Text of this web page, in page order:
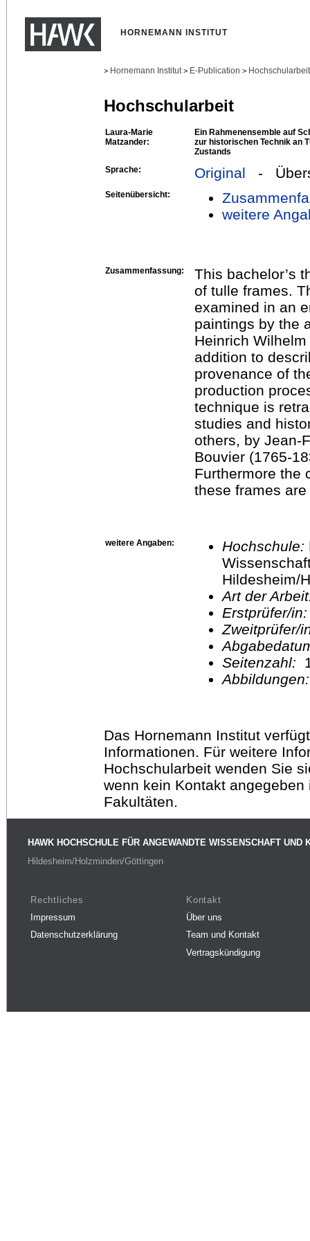
HORNEMANN INSTITUT
> Hornemann Institut > E-Publication >
Hochschularbeit
Laura-Marie
Matzander:
Ein Rahmenensemble auf
zur historischen Technik an
Zustands
Sprache:
Original -
Seitenübersicht:
weitere
Zusammenfassung:
This bachelor’s
of tulle frames.
examined in an
paintings by the
Heinrich
addition to
provenance of
production
technique is
studies and
others, by Jean-
Bouvier (1765-
Furthermore the
these frames
weitere Angaben: Hochschule:
Hildesheim/
Art der
Erstprüfer/
Seitenzahl:
Das Hornemann Institut
Informationen. Für weitere
Hochschularbeit wenden Sie
wenn kein Kontakt
Fakultäten.
HAWK HOCHSCHULE FÜR ANGEWANDTE WISSENSCHAFT UND
Hildesheim/Holzminden/Göttingen
Rechtliches
Impressum
Datenschutzerklärung
Kontakt
Über uns
Team und Kontakt
Vertragskündigung